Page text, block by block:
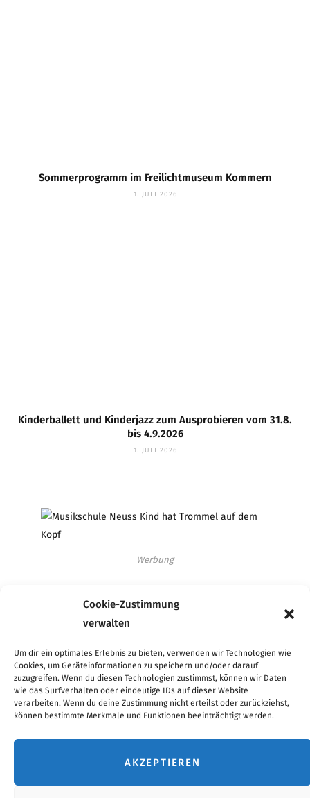
Cookie-Zustimmung
verwalten
Um dir ein optimales Erlebnis zu bieten, verwenden wir Technologien wie
Cookies, um Geräteinformationen zu speichern und/oder darauf
zuzugreifen. Wenn du diesen Technologien zustimmst, können wir Daten
wie das Surfverhalten oder eindeutige IDs auf dieser Website
verarbeiten. Wenn du deine Zustimmung nicht erteilst oder zurückziehst,
können bestimmte Merkmale und Funktionen beeinträchtigt werden.
AKZEPTIEREN
Sommerprogramm im Freilichtmuseum Kommern
1. JULI 2026
Kinderballett und Kinderjazz zum Ausprobieren vom 31.8.
bis 4.9.2026
1. JULI 2026
Werbung
Werbung